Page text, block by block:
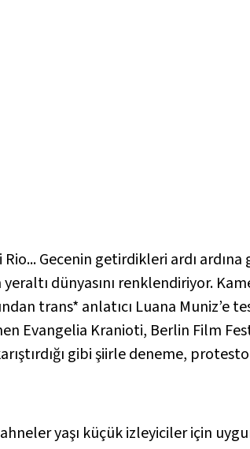
Gecenin getirdikleri ardı
dünyasını renklendiriyor.
trans* anlatıcı Luana Muniz’e
Evangelia Kranioti, Berlin Film
gibi şiirle deneme,
yaşı küçük izleyiciler için